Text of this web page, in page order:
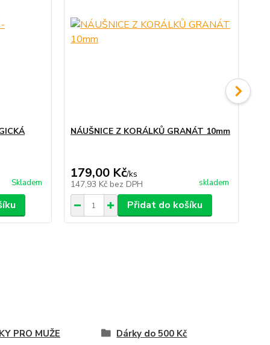
Skladem
NÁUŠNICE Z KORÁLKŮ GRANÁT 10mm
179,00 Kč/ks
147,93 Kč bez DPH skladem
Přidat do košíku
PRO MUŽE Dárky do 500 Kč